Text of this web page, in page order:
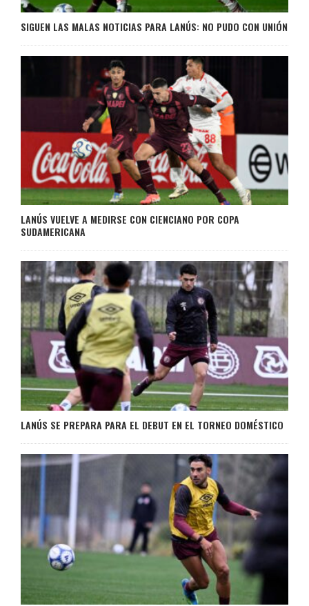
SIGUEN LAS MALAS NOTICIAS PARA LANÚS: NO PUDO CON UNIÓN
LANÚS VUELVE A MEDIRSE CON CIENCIANO POR COPA
SUDAMERICANA
LANÚS SE PREPARA PARA EL DEBUT EN EL TORNEO DOMÉSTICO